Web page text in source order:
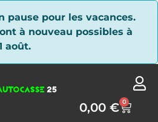
pause pour les vacances.
à nouveau possibles à
août.
0,00€ 0
des cookies